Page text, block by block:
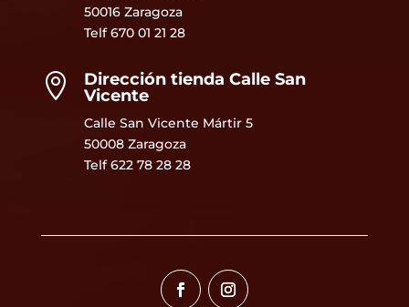
50016 Zaragoza
Telf670 01 21 28

Dirección tienda Calle San
Vicente
Calle San Vicente Mártir 5
50008 Zaragoza
Telf 622 78 28 28